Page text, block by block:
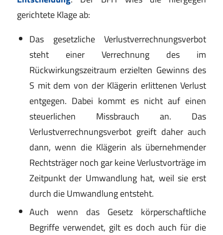
gerichtete Klage ab:
Das gesetzliche Verlustverrechnungsverbot
steht einer Verrechnung des im
Rückwirkungszeitraum erzielten Gewinns des
S mit dem von der Klägerin erlittenen Verlust
entgegen. Dabei kommt es nicht auf einen
steuerlichen Missbrauch an. Das
Verlustverrechnungsverbot greift daher auch
dann, wenn die Klägerin als übernehmender
Rechtsträger noch gar keine Verlustvorträge im
Zeitpunkt der Umwandlung hat, weil sie erst
durch die Umwandlung entsteht.
Auch wenn das Gesetz körperschaftliche
Begriffe verwendet, gilt es doch auch für die